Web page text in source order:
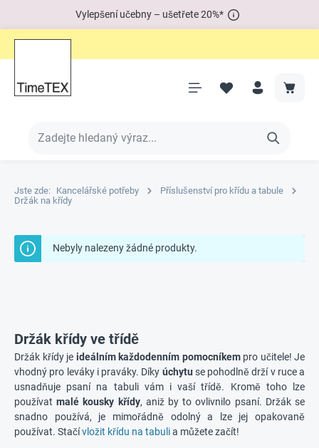
Vylepšení učebny – ušetřete 20%*
Jste zde: Kancelářské potřeby
Příslušenství pro křídu a tabule
Držák na křídy
Nebyly nalezeny žádné produkty.
Držák křídy ve třídě
Držák křídy je ideálním každodenním pomocníkempro učitele! Je
vhodný pro leváky i praváky. Díky úchytu se pohodlně drží v ruce a
usnadňuje psaní na tabuli vám i vaší třídě. Kromě toho lze
používatmalé kousky křídy, aniž by to ovlivnilo psaní. Držák se
snadno používá, je mimořádně odolný a lze jej opakovaně
používat. Stačívložit křídu na tabulia můžete začít!